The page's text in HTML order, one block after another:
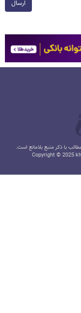
ارسال
با ذکر منبع بلامانع است.
Copyright © 2025